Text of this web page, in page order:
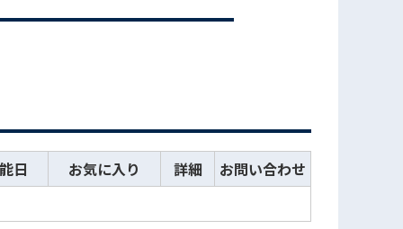
日 お気に入り 詳細
お問い合わせ